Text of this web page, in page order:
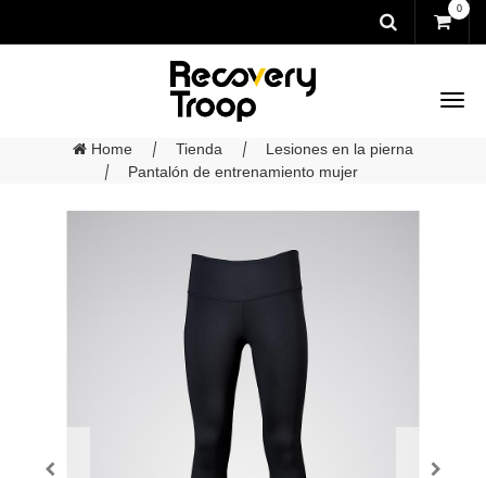
0
Home Tienda
Lesiones en la pierna
Pantalón de entrenamiento mujer